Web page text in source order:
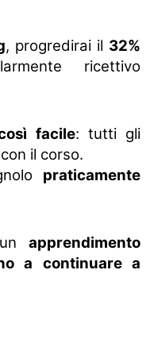
, progredirai il 32%
ricettivo
facile: tutti gli
con il corso.
praticamente
apprendimento
a continuare a